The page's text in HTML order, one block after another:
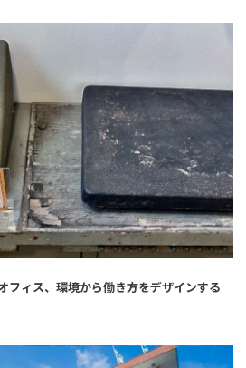
フィス、環境から働き方をデザインする